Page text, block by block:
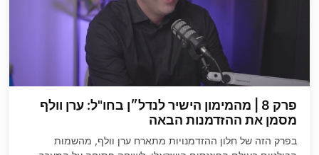
פרק 8 | מהמימון הישיר לנדל״ן בחו"ל: ערן וולף
מסמן את ההזדמנות הבאה
בפרק הזה של חלון ההזדמנויות מתארח ערן וולף, מהשמות